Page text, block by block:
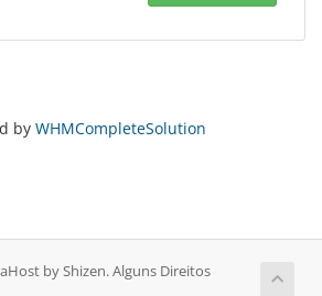
by WHMCompleteSolution
by Shizen. Alguns Direitos